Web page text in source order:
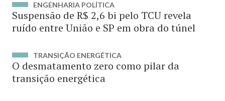
ENGENHARIA POLÍTICA
Suspensão de R$ 2,6 bi pelo TCU revela
ruído entre União e SP em obra do túnel
TRANSIÇÃO ENERGÉTICA
O desmatamento zero como pilar da
transição energética